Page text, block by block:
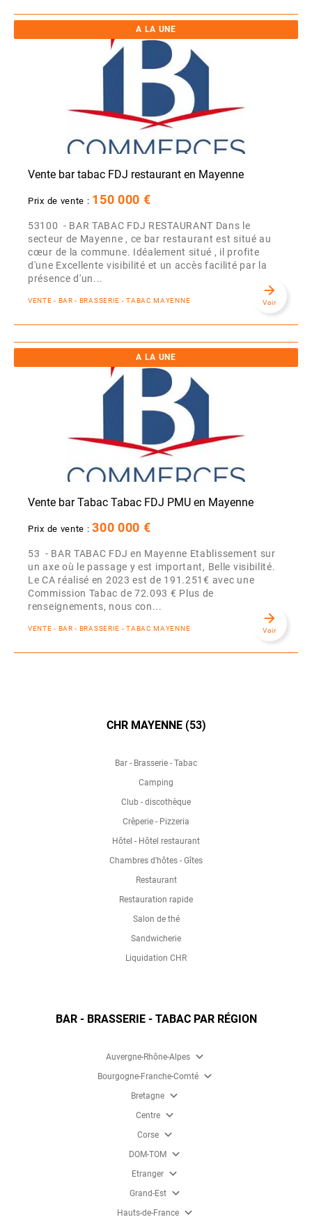
A LA UNE
Vente bar tabac FDJ restaurant en Mayenne
Prix de vente : 150 000 €
53100 - BAR TABAC FDJ RESTAURANT Dans le
secteur de Mayenne , ce bar restaurant est situé au
cœur de la commune. Idéalement situé , il profite
d'une Excellente visibilité et un accès facilité par la
présence d'un...
VENTE - BAR - BRASSERIE - TABAC MAYENNE
arrow_forward
Voir
A LA UNE
Vente bar Tabac Tabac FDJ PMU en Mayenne
Prix de vente :300 000 €
53 - BAR TABAC FDJ en Mayenne Etablissement sur
un axe où le passage y est important, Belle visibilité.
Le CA réalisé en 2023 est de 191.251€ avec une
Commission Tabac de 72.093 € Plus de
renseignements, nous con...
VENTE - BAR - BRASSERIE - TABAC MAYENNE
arrow_forward
Voir
CHR MAYENNE (53)
Bar - Brasserie - Tabac
Camping
Club - discothèque
Crêperie - Pizzeria
Hôtel - Hôtel restaurant
Chambres d'hôtes - Gîtes
Restaurant
Restauration rapide
Salon de thé
Sandwicherie
Liquidation CHR
BAR - BRASSERIE - TABAC PAR RÉGION
Auvergne-Rhône-Alpes expand_more
Bourgogne-Franche-Comté expand_more
Bretagne expand_more
Centre expand_more
Corse expand_more
DOM-TOM expand_more
Etranger expand_more
Grand-Est expand_more
Hauts-de-France expand_more